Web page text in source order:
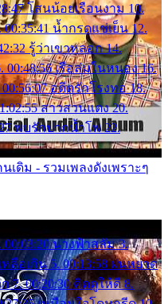
โสนน้อยเรือนงาม 10.
น้ำกรดแช่เย็น 12.
รู้ว่าเขาหลอก 14.
เรือล่มในหนอง 16.
อดีตรักโรงทอ 18.
สาวสวนแตง 20.
พบรักปากน้ำโพ 22.
ดิม - รวมเพลงดังเพราะๆ
นางฟ้าสลัม 3.
ลือเกิน 5. 00:13:58 ฝนหยาด
7. 00:20:30 คิดดูให้ดี 8.